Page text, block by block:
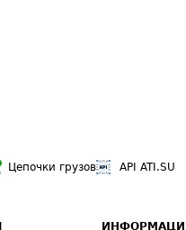
Цепочки грузов API ATI.SU